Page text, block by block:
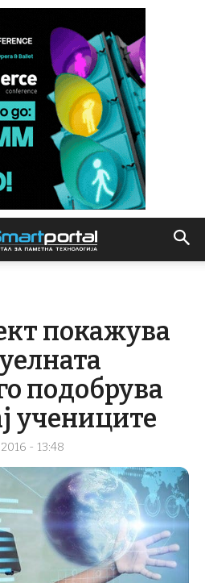
покажува
подобрува
учениците
- 13:48